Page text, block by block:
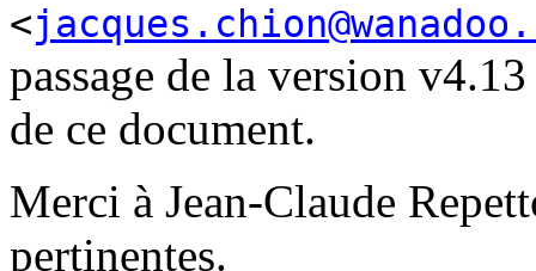
<
passage de la version
de ce document.
Merci à Jean-Claude
pertinentes.